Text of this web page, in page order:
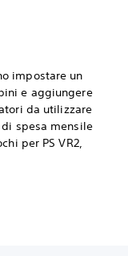
impostare un
e aggiungere
da utilizzare
spesa mensile
per PS VR2,